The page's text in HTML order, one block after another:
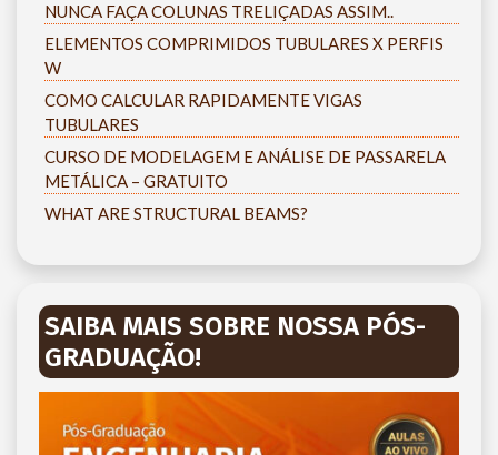
NUNCA FAÇA COLUNAS TRELIÇADAS ASSIM..
ELEMENTOS COMPRIMIDOS TUBULARES X PERFIS
W
COMO CALCULAR RAPIDAMENTE VIGAS
TUBULARES
CURSO DE MODELAGEM E ANÁLISE DE PASSARELA
METÁLICA – GRATUITO
WHAT ARE STRUCTURAL BEAMS?
SAIBA MAIS SOBRE NOSSA PÓS-
GRADUAÇÃO!